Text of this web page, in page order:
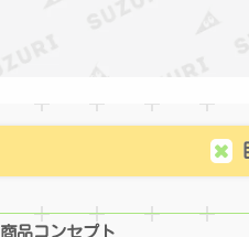
商品コンセプト